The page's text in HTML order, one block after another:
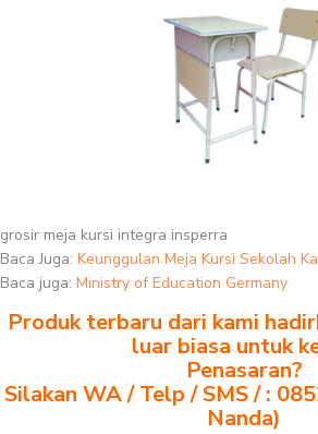
grosir meja kursi integra insperra
Baca Juga: Keunggulan Meja Kursi Sekolah
Baca juga: Ministry of Education Germany
Produk terbaru dari kami
luar biasa untuk
Penasaran?
Silakan WA / Telp / SMS / :
Nanda)